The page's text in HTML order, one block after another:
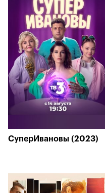
СуперИвановы (2023)